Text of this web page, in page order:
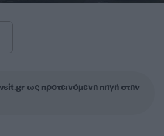
ως προτεινόμενη πηγή στην